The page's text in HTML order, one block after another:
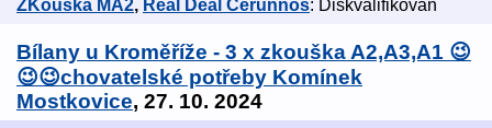
ZKouška MA2, Real Deal Cerunnos: Diskvalifikován
Bílany u Kroměříže - 3 x zkouška A2,A3,A1 😉
😉😉chovatelské potřeby Komínek
Mostkovice, 27. 10. 2024